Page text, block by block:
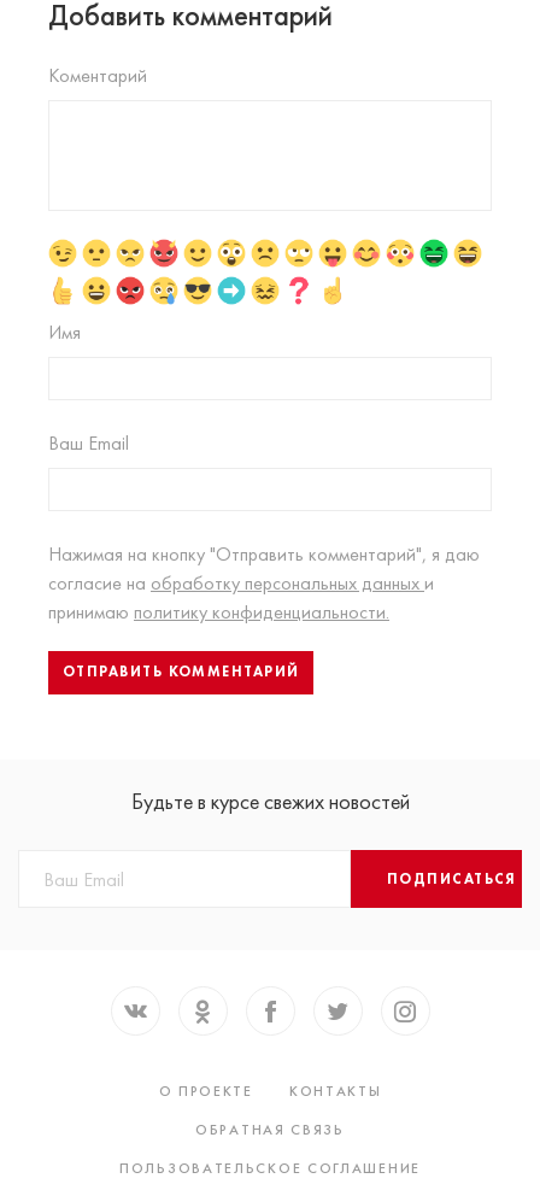
Добавить комментарий
Коментарий
Имя
Ваш Email
Нажимая на кнопку "Отправить комментарий", я даю
согласие на обработку персональных данных и
принимаю политику конфиденциальности.
Будьте в курсе свежих новостей
ПОДПИСАТЬСЯ
О ПРОЕКТЕ
КОНТАКТЫ
ОБРАТНАЯ СВЯЗЬ
ПОЛЬЗОВАТЕЛЬСКОЕ СОГЛАШЕНИЕ